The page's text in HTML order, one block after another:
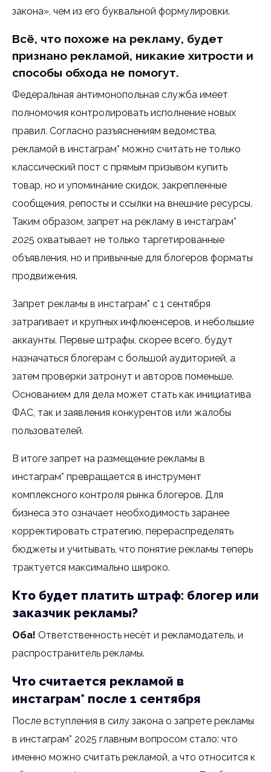
закона», чем из его буквальной формулировки.
Всё, что похоже на рекламу, будет
признано рекламой, никакие хитрости и
способы обхода не помогут.
Федеральная антимонопольная служба имеет
полномочия контролировать исполнение новых
правил. Согласно разъяснениям ведомства,
рекламой в инстаграм* можно считать не только
классический пост с прямым призывом купить
товар, но и упоминание скидок, закрепленные
сообщения, репосты и ссылки на внешние ресурсы.
Таким образом, запрет на рекламу в инстаграм*
2025 охватывает не только таргетированные
объявления, но и привычные для блогеров форматы
продвижения.
Запрет рекламы в инстаграм* с 1 сентября
затрагивает и крупных инфлюенсеров, и небольшие
аккаунты. Первые штрафы, скорее всего, будут
назначаться блогерам с большой аудиторией, а
затем проверки затронут и авторов поменьше.
Основанием для дела может стать как инициатива
ФАС, так и заявления конкурентов или жалобы
пользователей.
В итоге запрет на размещение рекламы в
инстаграм* превращается в инструмент
комплексного контроля рынка блогеров. Для
бизнеса это означает необходимость заранее
корректировать стратегию, перераспределять
бюджеты и учитывать, что понятие рекламы теперь
трактуется максимально широко.
Кто будет платить штраф: блогер или
заказчик рекламы?
Оба! Ответственность несёт и рекламодатель, и
распространитель рекламы.
Что считается рекламой в
инстаграм* после 1 сентября
После вступления в силу закона о запрете рекламы
в инстаграм* 2025 главным вопросом стало: что
именно можно считать рекламой, а что относится к